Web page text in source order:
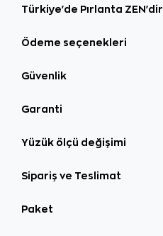
Türkiye'de Pırlanta ZEN'dir
Ödeme seçenekleri
Güvenlik
Garanti
Yüzük ölçü değişimi
Sipariş ve Teslimat
Paket